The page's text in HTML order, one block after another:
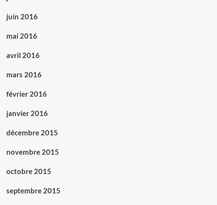
juin 2016
mai 2016
avril 2016
mars 2016
février 2016
janvier 2016
décembre 2015
novembre 2015
octobre 2015
septembre 2015